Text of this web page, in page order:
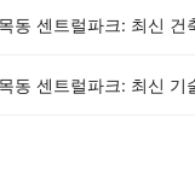
목동 센트럴파크: 최신 건
목동 센트럴파크: 최신 기